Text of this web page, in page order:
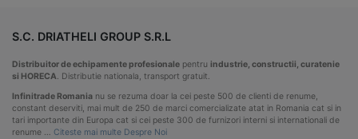
S.C. DRIATHELI GROUP S.R.L
Distribuitor de echipamente profesionale pentru industrie, constructii, curatenie
si HORECA. Distributie nationala, transport gratuit.
Infinitrade Romania nu se rezuma doar la cei peste 500 de clienti de renume,
constant deserviti, mai mult de 250 de marci comercializate atat in Romania cat si in
tari importante din Europa cat si cei peste 300 de furnizori interni si internationali de
renume … Citeste mai multe Despre Noi